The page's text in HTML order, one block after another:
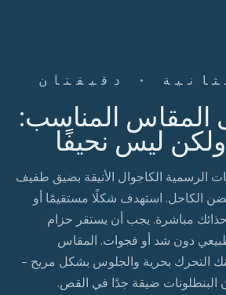
· دقيقتان
المناسب:
ليس نحيفًا
الرسمية الكاجوال الأنيقة بضيق طفيف
الكاحل. استهدف شكلًا مستقيمًا أو
حذائك مباشرة. يجب أن يستقر حزام
دون شد أو فجوات. المقاس
التحرك بحرية والجلوس بشكل مريح -
البنطلونات ضيقة جدًا في القص.